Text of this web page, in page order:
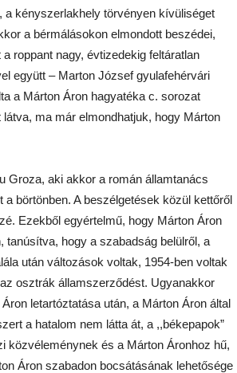
a kényszerlakhely törvényen kívüliséget
a bérmálásokon elmondott beszédei,
roppant nagy, évtizedekig feltáratlan
együtt – Marton József gyulafehérvári
a Márton Áron hagyatéka c. sorozat
ma már elmondhatjuk, hogy Márton
Groza, aki akkor a román államtanács
börtönben. A beszélgetések közül kettőről
Ezekből egyértelmű, hogy Márton Áron
tanúsítva, hogy a szabadság belülről, a
után változások voltak, 1954-ben voltak
osztrák államszerződést. Ugyanakkor
letartóztatása után, a Márton Áron által
a hatalom nem látta át, a ,,békepapok”
közvéleménynek és a Márton Áronhoz hű,
Áron szabadon bocsátásának lehetősége